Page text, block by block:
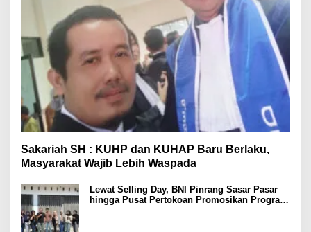
Sakariah SH : KUHP dan KUHAP Baru Berlaku,
Masyarakat Wajib Lebih Waspada
Lewat Selling Day, BNI Pinrang Sasar Pasar
hingga Pusat Pertokoan Promosikan Program